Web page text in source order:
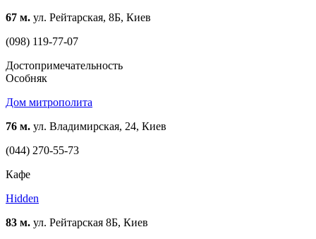
67 м. ул. Рейтарская, 8Б, Киев
(098) 119-77-07
Достопримечательность
Особняк
Дом митрополита
76 м. ул. Владимирская, 24, Киев
(044) 270-55-73
Кафе
Hidden
83 м. ул. Рейтарская 8Б, Киев